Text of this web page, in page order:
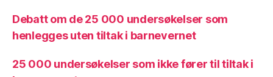
Debatt om de 25 000 undersøkelser som
henlegges uten tiltak i barnevernet
25 000 undersøkelser som ikke fører til tiltak i